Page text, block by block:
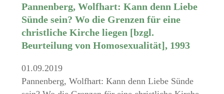
Pannenberg, Wolfhart: Kann denn Liebe
Sünde sein? Wo die Grenzen für eine
christliche Kirche liegen [bzgl.
Beurteilung von Homosexualität], 1993
01.09.2019
Pannenberg, Wolfhart: Kann denn Liebe Sünde